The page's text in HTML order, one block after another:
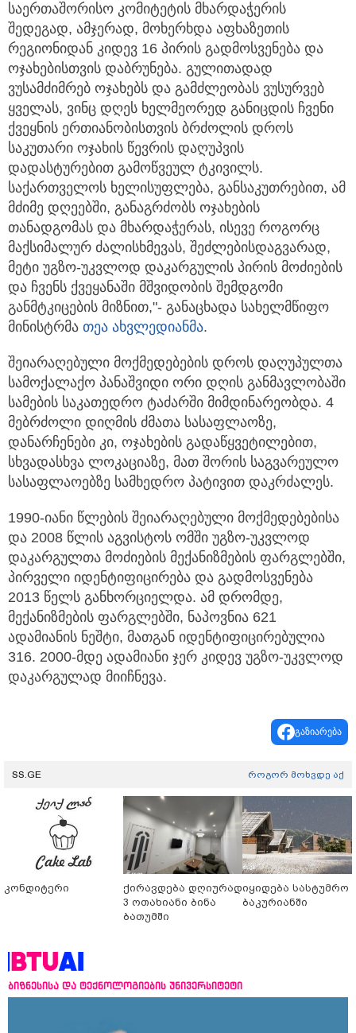
საერთაშორისო კომიტეტის მხარდაჭერის
შედეგად, ამჯერად, მოხერხდა აფხაზეთის
რეგიონიდან კიდევ 16 პირის გადმოსვენება და
ოჯახებისთვის დაბრუნება. გულითადად
ვუსამძიმრებ ოჯახებს და გამძლეობას ვუსურვებ
ყველას, ვინც დღეს ხელმეორედ განიცდის ჩვენი
ქვეყნის ერთიანობისთვის ბრძოლის დროს
საკუთარი ოჯახის წევრის დაღუპვის
დადასტურებით გამოწვეულ ტკივილს.
საქართველოს ხელისუფლება, განსაკუთრებით, ამ
მძიმე დღეებში, განაგრძობს ოჯახების
თანადგომას და მხარდაჭერას, ისევე როგორც
მაქსიმალურ ძალისხმევას, შეძლებისდაგვარად,
მეტი უგზო-უკვლოდ დაკარგულის პირის მოძიების
და ჩვენს ქვეყანაში მშვიდობის შემდგომი
განმტკიცების მიზნით,"- განაცხადა სახელმწიფო
მინისტრმა თეა ახვლედიანმა.
შეიარაღებული მოქმედებების დროს დაღუპულთა
სამოქალაქო პანაშვიდი ორი დღის განმავლობაში
სამების საკათედრო ტაძარში მიმდინარეობდა. 4
მებრძოლი დიღმის ძმათა სასაფლაოზე,
დანარჩენები კი, ოჯახების გადაწყვეტილებით,
სხვადასხვა ლოკაციაზე, მათ შორის საგვარეულო
სასაფლაოებზე სამხედრო პატივით დაკრძალეს.
1990-იანი წლების შეიარაღებული მოქმედებებისა
და 2008 წლის აგვისტოს ომში უგზო-უკვლოდ
დაკარგულთა მოძიების მექანიზმების ფარგლებში,
პირველი იდენტიფიცირება და გადმოსვენება
2013 წელს განხორციელდა. ამ დრომდე,
მექანიზმების ფარგლებში, ნაპოვნია 621
ადამიანის ნეშტი, მათგან იდენტიფიცირებულია
316. 2000-მდე ადამიანი ჯერ კიდევ უგზო-უკვლოდ
დაკარგულად მიიჩნევა.
გაზიარება
SS.GE როგორ მოხვდე აქ
კონდიტერი
ქირავდება დღიურად
3 ოთახიანი ბინა
ბათუმში
იყიდება სასტუმრო
ბაკურიანში
ბიზნესისა და ტექნოლოგიების უნივერსიტეტი